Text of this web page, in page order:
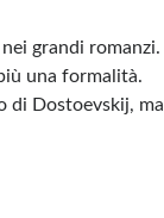
grandi romanzi.
una formalità.
di Dostoevskij, ma